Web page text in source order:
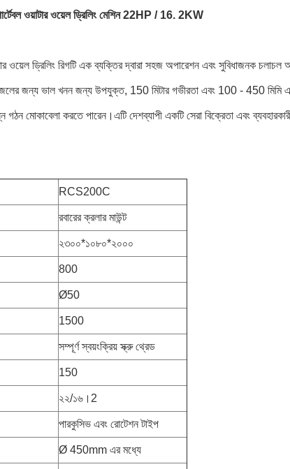
ওয়াটার ওয়েল ড্রিলিং মেশিন 22HP / 16. 2KW
ড্রিলিং রিগটি এক ব্যক্তির দ্বারা সহজ অপারেশন এবং সুবিধাজনক চলাচল
জলের জন্য ভাল খনন জন্য উপযুক্ত, 150 মিটার গভীরতা এবং 100 - 450 মিমি
গঠন মোকাবেলা করতে পারেন।এটি দেশব্যাপী একটি সেরা বিক্রেতা এবং
RCS200C
রবারের ক্রলার মাউন্ট
২৩০০*১০৮০*২০০০
800
Ø50
1500
সম্পূর্ণ স্বয়ংক্রিয় স্ক্রু থ্রেড
150
২২/১৬।2
পারকুসিভ এবং রোটেশন টাইপ
Ø 450mm এর মধ্যে